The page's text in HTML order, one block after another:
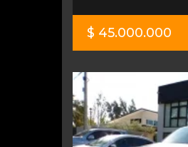
$ 45.000.000